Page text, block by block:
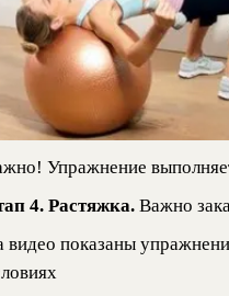
Упражнение
4. Растяжка. Важно
видео показаны